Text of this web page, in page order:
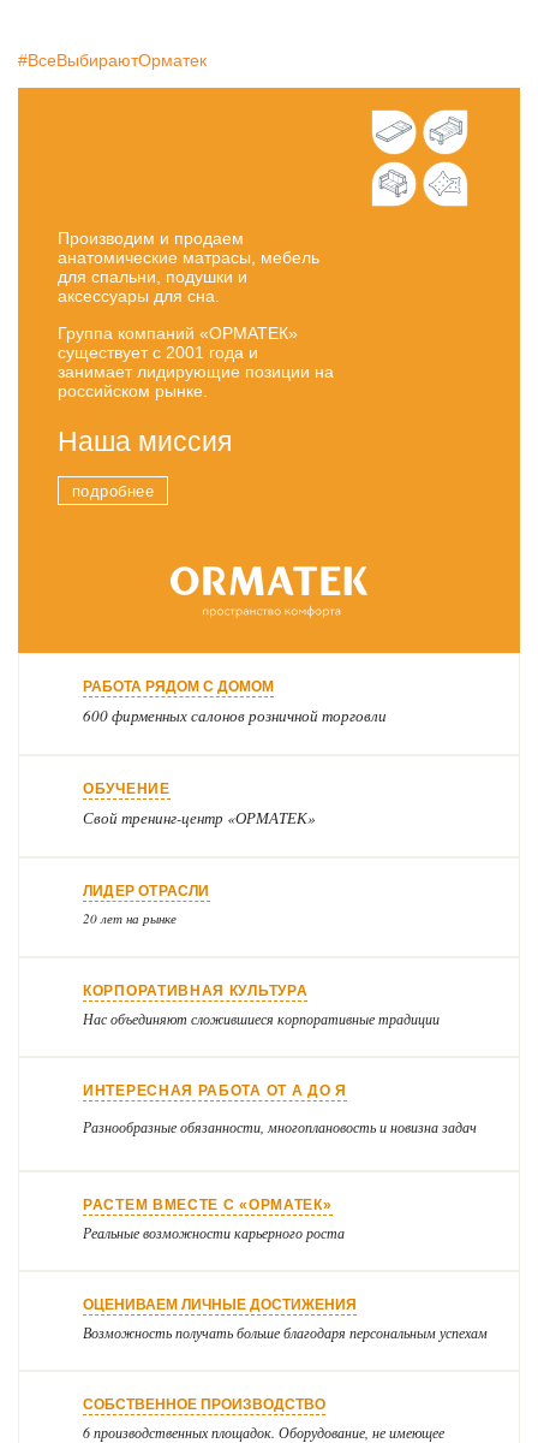
#ВсеВыбираютОрматек
Производим и продаем
анатомические матрасы, мебель
для спальни, подушки и
аксессуары для сна.
Группа компаний «ОРМАТЕК»
существует с 2001 года и
занимает лидирующие позиции на
российском рынке.
Наша миссия
«Орматек» воплощает желанный комфорт в
стильные, приятные и полезные формы, помогая
РАБОТА РЯДОМ С ДОМОМ
600 фирменных салонов розничной торговли
ОБУЧЕНИЕ
Свойтренинг-центр «ОРМАТЕК»
ЛИДЕР ОТРАСЛИ
20 лет на рынке
КОРПОРАТИВНАЯ КУЛЬТУРА
Нас объединяют сложившиеся корпоративные традиции
ИНТЕРЕСНАЯ РАБОТА ОТ А ДО Я
Разнообразные обязанности, многоплановость и новизна задач
РАСТЕМ ВМЕСТЕ С «ОРМАТЕК»
Реальные возможности карьерного роста
ОЦЕНИВАЕМ ЛИЧНЫЕ ДОСТИЖЕНИЯ
Возможность получать больше благодаря персональным успехам
СОБСТВЕННОЕ ПРОИЗВОДСТВО
6 производственных площадок. Оборудова­ние, не имеющее